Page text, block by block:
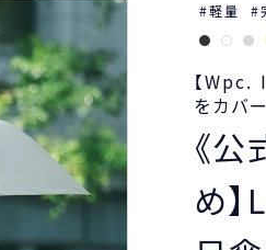
軽量
【Wpc.
をカバ
《
め